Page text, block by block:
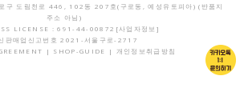
구 도림천로 446, 102동 207호(구로동, 예성유토피아) (반품지
주소 아님)
LICENSE : 691-44-00872 [사업자정보]
판매업신고번호 2021-서울구로-2717
| SHOP-GUIDE | 개인정보취급방침